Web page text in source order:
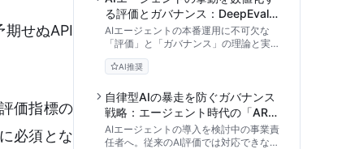
期せぬAPI
価指標の
必須とな
る評価とガバナンス：DeepEvalを
用いた品質管理の実践アプローチ
AIエージェントの本番運用に不可欠な
「評価」と「ガバナンス」の理論と実装
を解説。DeepEvalやLangSmithを活用
した自動評価の仕組み、現場の失敗例、
解きます。
AI推奨
自律型AIの暴走を防ぐガバナンス
戦略：エージェント時代の「ARA
評価モデル」とリスク管理
AIエージェントの導入を検討中の事業責
任者へ。従来のAI評価では対応できない